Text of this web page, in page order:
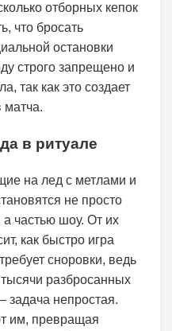
отборных кепок
что бросать
остановки
строго запрещено и
так как это создает
матча.
в ритуале
на лед с метлами и
не просто
частью шоу. От их
как быстро игра
сноровки, ведь
разбросанных
задача непростая.
им, превращая